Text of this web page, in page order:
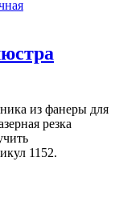
из фанеры для
резка
1152.